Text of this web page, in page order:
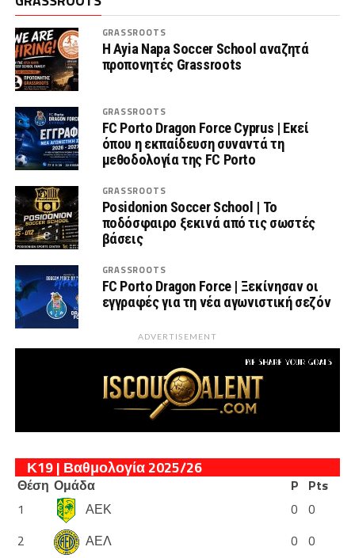
GRASSROOTS
Η Ayia Napa Soccer School αναζητά
προπονητές Grassroots
GRASSROOTS
FC Porto Dragon Force Cyprus | Εκεί
όπου η εκπαίδευση συναντά τη
μεθοδολογία της FC Porto
GRASSROOTS
Posidonion Soccer School | Το
ποδόσφαιρο ξεκινά από τις σωστές
βάσεις
GRASSROOTS
FC Porto Dragon Force | Ξεκίνησαν οι
εγγραφές για τη νέα αγωνιστική σεζόν
ADVERTISEMENT
Κ19 | Βαθμολογία 2025/26
Θέση Ομάδα P Pts
1
ΑΕΚ 0 0
2
ΑΕΛ 0 0